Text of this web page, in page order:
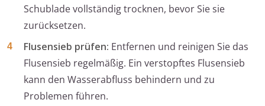
Schublade vollständig trocknen, bevor Sie sie
zurücksetzen.
Flusensieb prüfen: Entfernen und reinigen Sie das
Flusensieb regelmäßig. Ein verstopftes Flusensieb
kann den Wasserabfluss behindern und zu
Problemen führen.